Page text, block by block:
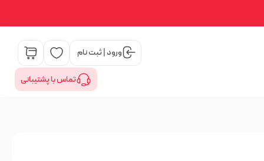
ورود | ثبت نام
تماس با پشتیبانی